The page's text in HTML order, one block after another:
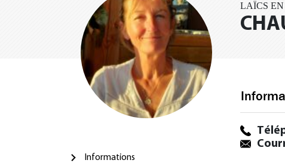
Informations
LAÏCS